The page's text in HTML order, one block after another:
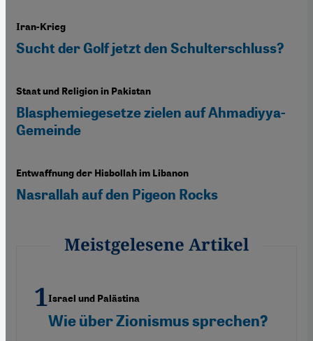
Iran-Krieg
Sucht der Golf jetzt den Schulterschluss?
Staat und Religion in Pakistan
Blasphemiegesetze zielen auf Ahmadiyya-
Gemeinde
Entwaffnung der Hisbollah im Libanon
Nasrallah auf den Pigeon Rocks
Meistgelesene Artikel
Israel und Palästina
Wie über Zionismus sprechen?